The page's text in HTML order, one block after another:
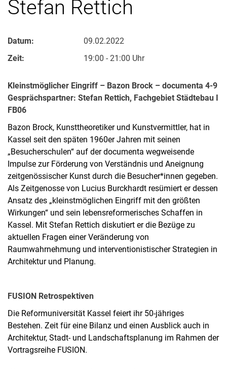
Ste­fan Ret­tich
Datum:
09.02.2022
Zeit:
19:00 - 21:00 Uhr
Kleinstmöglicher Eingriff – Bazon Brock – documenta 4-9
Gesprächspartner: Stefan Rettich, Fachgebiet Städtebau I
FB06
Bazon Brock, Kunsttheoretiker und Kunstvermittler, hat in
Kassel seit den späten 1960er Jahren mit seinen
„Besucherschulen“ auf der documenta wegweisende
Impulse zur Förderung von Verständnis und Aneignung
zeitgenössischer Kunst durch die Besucher*innen gegeben.
Als Zeitgenosse von Lucius Burckhardt resümiert er dessen
Ansatz des „kleinstmöglichen Eingriff mit den größten
Wirkungen“ und sein lebensreformerisches Schaffen in
Kassel. Mit Stefan Rettich diskutiert er die Bezüge zu
aktuellen Fragen einer Veränderung von
Raumwahrnehmung und interventionistischer Strategien in
Architektur und Planung.
FUSION Retrospektiven
Die Reformuniversität Kassel feiert ihr 50-jähriges
Bestehen. Zeit für eine Bilanz und einen Ausblick auch in
Architektur, Stadt- und Landschaftsplanung im Rahmen der
Vortragsreihe FUSION.